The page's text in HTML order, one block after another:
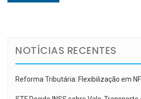
de
post:
NOTÍCIAS RECENTES
Reforma Tributária: Flexibilização em